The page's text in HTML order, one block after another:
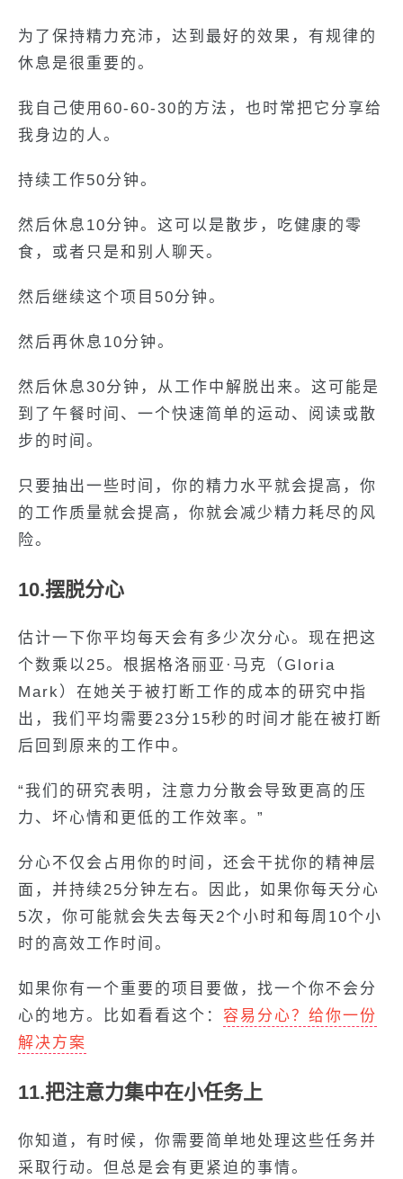
为了保持精力充沛，达到最好的效果，有规律的
休息是很重要的。
我自己使用60-60-30的方法，也时常把它分享给
我身边的人。
持续工作50分钟。
然后休息10分钟。这可以是散步，吃健康的零
食，或者只是和别人聊天。
然后继续这个项目50分钟。
然后再休息10分钟。
然后休息30分钟，从工作中解脱出来。这可能是
到了午餐时间、一个快速简单的运动、阅读或散
步的时间。
只要抽出一些时间，你的精力水平就会提高，你
的工作质量就会提高，你就会减少精力耗尽的风
险。
10.摆脱分心
估计一下你平均每天会有多少次分心。现在把这
个数乘以25。根据格洛丽亚·马克（Gloria
Mark）在她关于被打断工作的成本的研究中指
出，我们平均需要23分15秒的时间才能在被打断
后回到原来的工作中。
“我们的研究表明，注意力分散会导致更高的压
力、坏心情和更低的工作效率。”
分心不仅会占用你的时间，还会干扰你的精神层
面，并持续25分钟左右。因此，如果你每天分心
5次，你可能就会失去每天2个小时和每周10个小
时的高效工作时间。
如果你有一个重要的项目要做，找一个你不会分
心的地方。比如看看这个： 容易 分心？给你一份
解决方案
11.把注意力集中在小任务上
你知道，有时候，你需要简单地处理这些任务并
采取行动。但总是会有更紧迫的事情。